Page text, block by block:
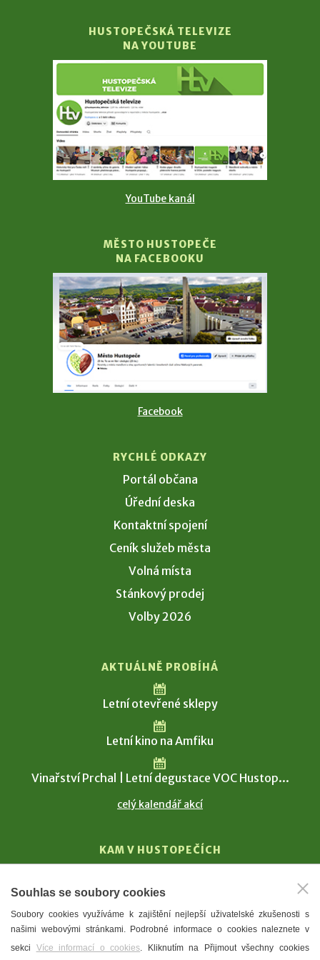
HUSTOPEČSKÁ TELEVIZE
NA YOUTUBE
YouTube kanál
MĚSTO HUSTOPEČE
NA FACEBOOKU
Facebook
RYCHLÉ ODKAZY
Portál občana
Úřední deska
Kontaktní spojení
Ceník služeb města
Volná místa
Stánkový prodej
Volby 2026
AKTUÁLNĚ PROBÍHÁ
Letní otevřené sklepy
Letní kino na Amfiku
Vinařství Prchal | Letní degustace VOC Hustop...
celý kalendář akcí
KAM V HUSTOPEČÍCH
T. G. Masaryk
Mandloně
Ubytování
Souhlas se soubory cookies
Soubory cookies využíváme k zajištění nejlepší uživatelské zkušenosti s
našimi webovými stránkami. Podrobné informace o cookies naleznete v
sekci Více informací o cookies. Kliknutím na Přijmout všechny cookies